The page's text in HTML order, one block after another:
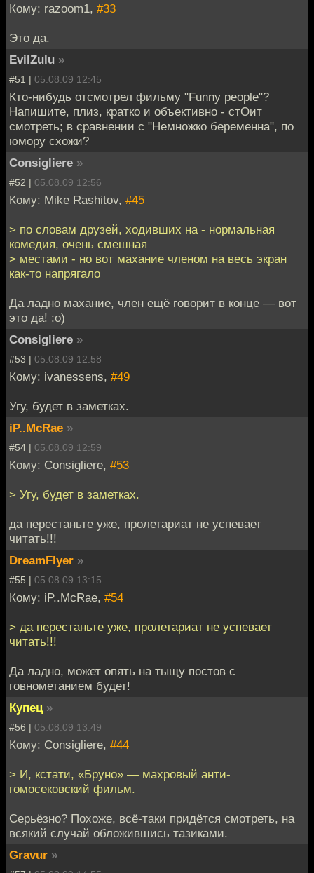
Кому: razoom1, #33
Это да.
EvilZulu »
#51 | 05.08.09 12:45
Кто-нибудь отсмотрел фильму "Funny people"?
Напишите, плиз, кратко и объективно - стОит
смотреть; в сравнении с "Немножко беременна", по
юмору схожи?
Consigliere »
#52 | 05.08.09 12:56
Кому: Mike Rashitov, #45
> по словам друзей, ходивших на - нормальная
комедия, очень смешная
> местами - но вот махание членом на весь экран
как-то напрягало
Да ладно махание, член ещё говорит в конце — вот
это да! :o)
Consigliere »
#53 | 05.08.09 12:58
Кому: ivanessens, #49
Угу, будет в заметках.
iP..McRae »
#54 | 05.08.09 12:59
Кому: Consigliere, #53
> Угу, будет в заметках.
да перестаньте уже, пролетариат не успевает
читать!!!
DreamFlyer »
#55 | 05.08.09 13:15
Кому: iP..McRae, #54
> да перестаньте уже, пролетариат не успевает
читать!!!
Да ладно, может опять на тыщу постов с
говнометанием будет!
Купец »
#56 | 05.08.09 13:49
Кому: Consigliere, #44
> И, кстати, «Бруно» — махровый анти-
гомосековский фильм.
Серьёзно? Похоже, всё-таки придётся смотреть, на
всякий случай обложившись тазиками.
Gravur »